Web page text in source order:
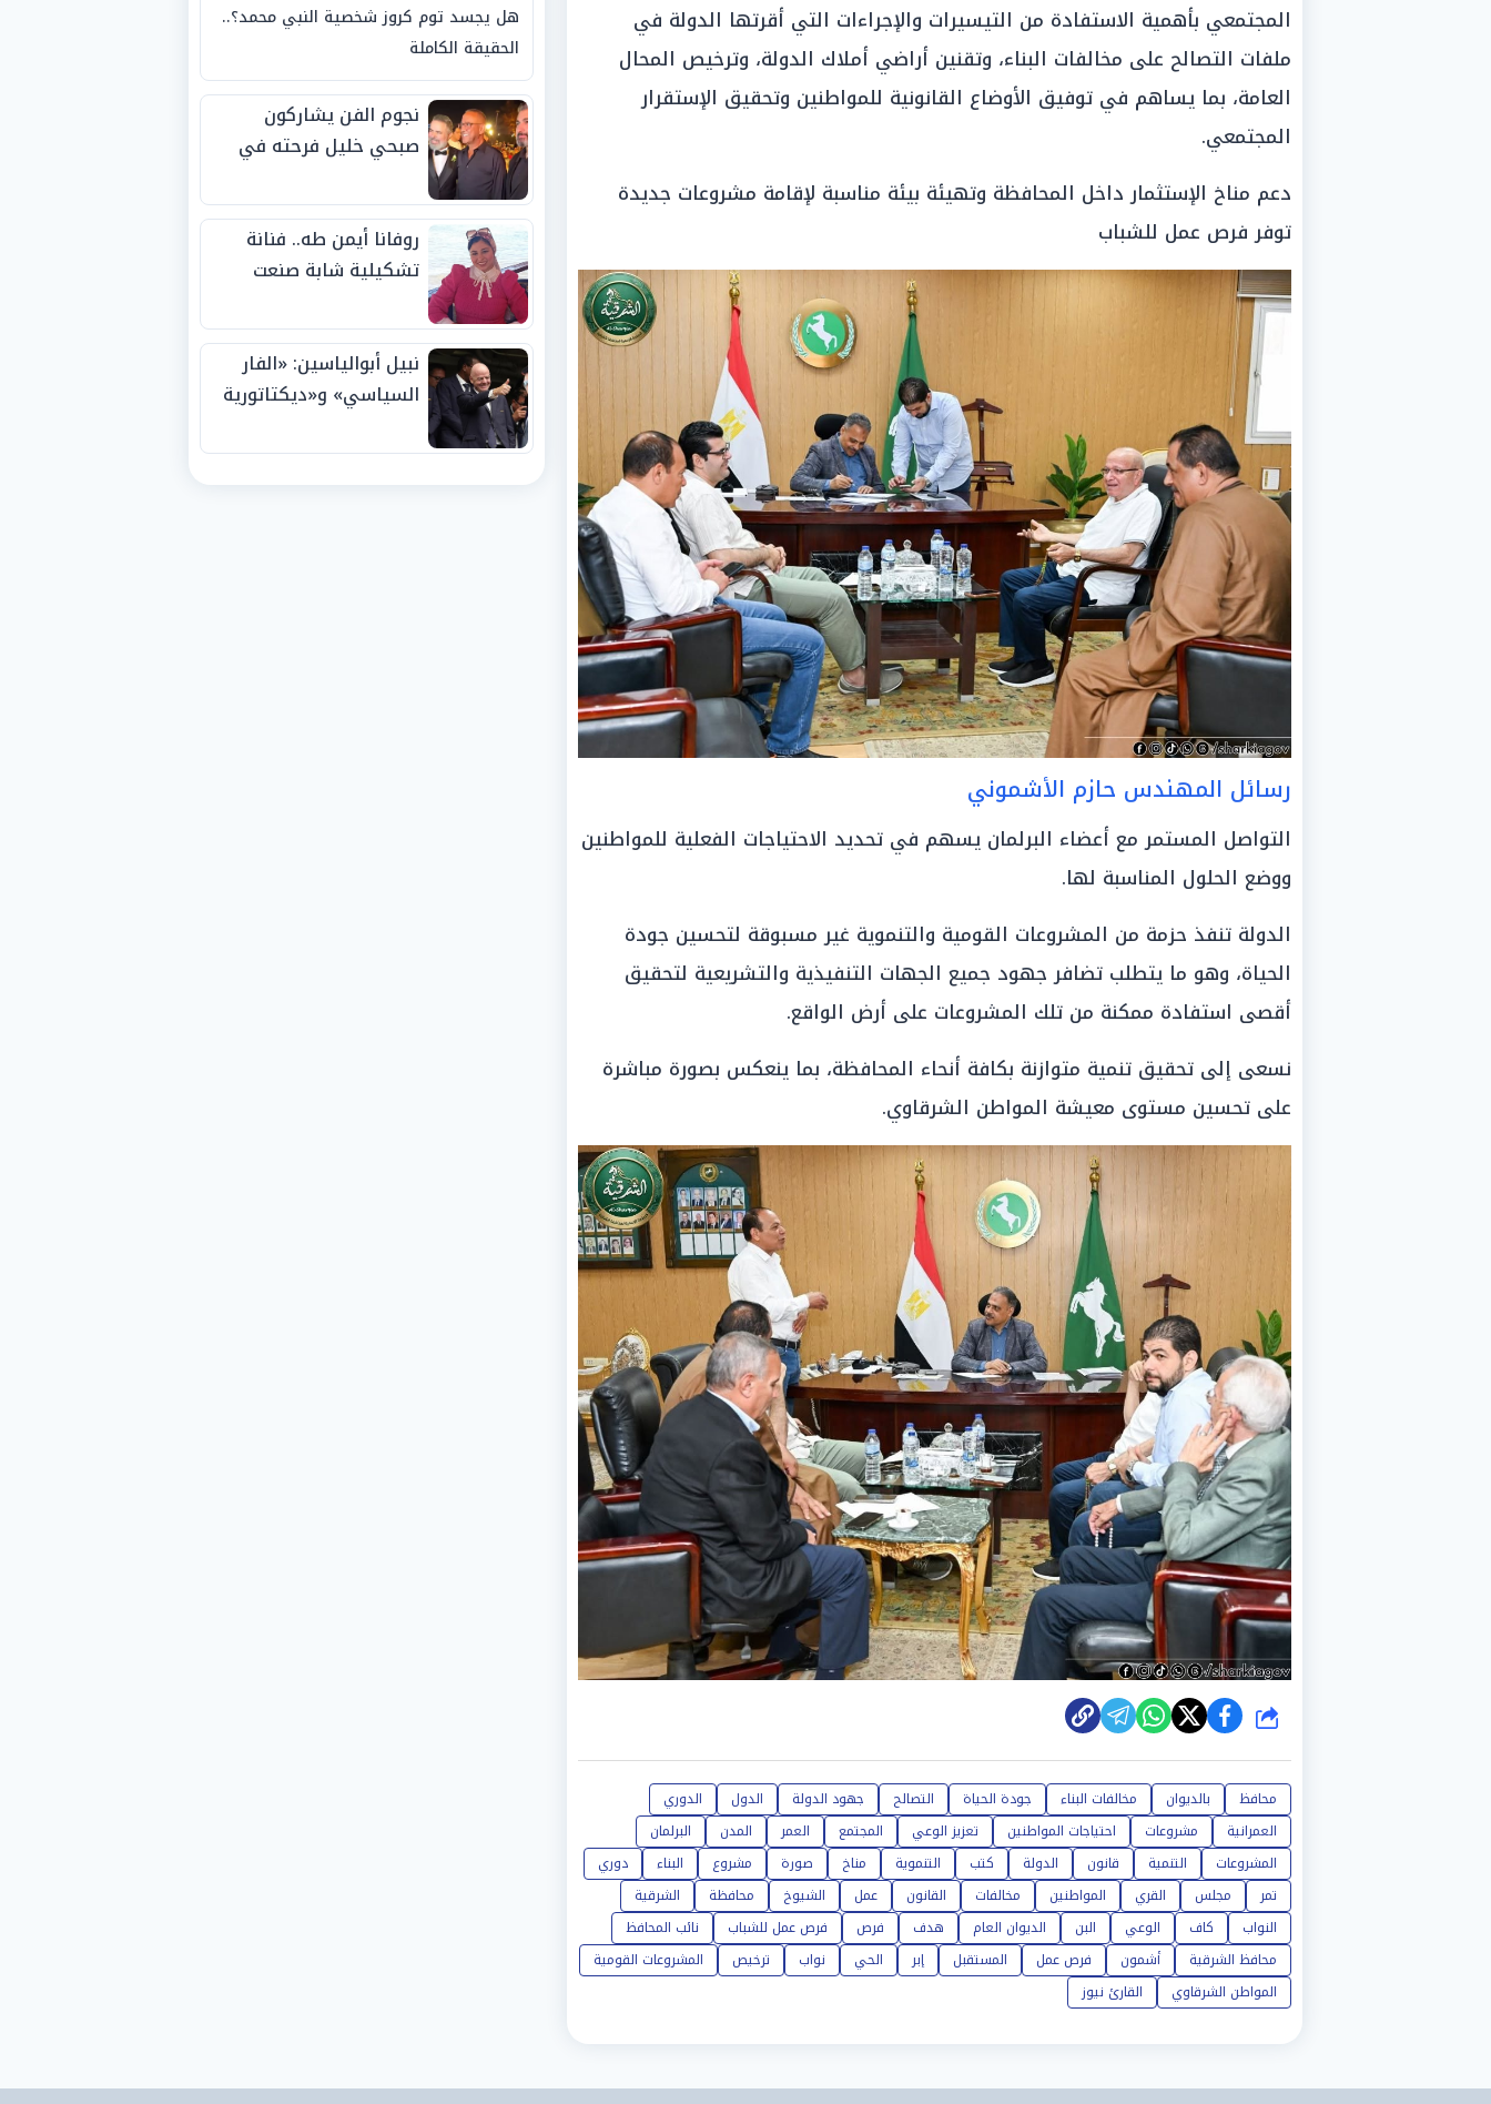
المجتمعي بأهمية الاستفادة من التيسيرات والإجراءات التي أقرتها الدولة في
ملفات التصالح على مخالفات البناء، وتقنين أراضي أملاك الدولة، وترخيص المحال
العامة، بما يساهم في توفيق الأوضاع القانونية للمواطنين وتحقيق الإستقرار
المجتمعي.
دعم مناخ الإستثمار داخل المحافظة وتهيئة بيئة مناسبة لإقامة مشروعات جديدة
توفر فرص عمل للشباب
رسائل المهندس حازم الأشموني
التواصل المستمر مع أعضاء البرلمان يسهم في تحديد الاحتياجات الفعلية للمواطنين
ووضع الحلول المناسبة لها.
الدولة تنفذ حزمة من المشروعات القومية والتنموية غير مسبوقة لتحسين جودة
الحياة، وهو ما يتطلب تضافر جهود جميع الجهات التنفيذية والتشريعية لتحقيق
أقصى استفادة ممكنة من تلك المشروعات على أرض الواقع.
نسعى إلى تحقيق تنمية متوازنة بكافة أنحاء المحافظة، بما ينعكس بصورة مباشرة
على تحسين مستوى معيشة المواطن الشرقاوي.
شارك
محافظ بالديوان مخالفات البناء جودة الحياة التصالح جهود الدولة الدول
الدوري
العمرانية
مشروعات احتياجات المواطنين تعزيز الوعي المجتمع العمر المدن
البرلمان
المشروعات
التنمية قانون الدولة كتب التنموية مناخ صورة مشروع البناء
دوري
تمر
مجلس القري المواطنين مخالفات القانون عمل الشيوخ محافظة
الشرقية
النواب
كاف الوعي البن الديوان العام هدف فرص فرص عمل للشباب
نائب المحافظ
محافظ الشرقية
أشمون فرص عمل المستقبل إبر الحي نواب ترخيص
المشروعات القومية
المواطن الشرقاوي
القارئ نيوز
هل يجسد توم كروز شخصية النبي محمد؟..
الحقيقة الكاملة
نجوم الفن يشاركون
صبحي خليل فرحته في
روفانا أيمن طه.. فنانة
تشكيلية شابة صنعت
الجوائز منذ الصغر
نبيل أبوالياسين: «الفار
السياسي» و«ديكتاتورية
الفيفا».. وإقالة